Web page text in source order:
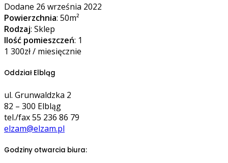
Dodane 26 września 2022
Powierzchnia: 50m²
Rodzaj: Sklep
Ilość pomieszczeń: 1
1 300zł / miesięcznie
Oddział Elbląg
ul. Grunwaldzka 2
82 – 300 Elbląg
tel./fax 55 236 86 79
elzam@elzam.pl
Godziny otwarcia biura: